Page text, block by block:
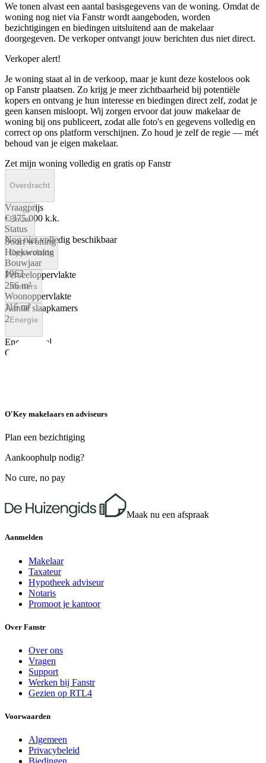
We tonen alvast een aantal basisgegevens van de woning. Omdat de
woning nog niet via Fanstr wordt aangeboden, worden
bezichtigingen en biedingen uitsluitend aan de makelaar
doorgegeven. De verkoper ontvangt jouw berichten dus niet direct.
Verkoper alert!
Je woning staat al in de verkoop, maar je kunt deze kosteloos ook
op Fanstr plaatsen. Zo krijg je meer zichtbaarheid bij potentiële
kopers en ontvang je hun interesse en biedingen direct zelf, zodat je
geen kansen misloopt. Wij zorgen ervoor dat jouw makelaar de
woning bij ons publiceert, zodat alle foto's en gegevens volledig en
correct op ons platform verschijnen. Zo houd je zelf de regie — mét
behoud van je eigen makelaar.
Zet mijn woning volledig en gratis op Fanstr
Overdracht
Vraagprijs
€ 375.000 k.k.
Status
Nog niet volledig beschikbaar
Bouw
Soort woning
Hoekwoning
Bouwjaar
1962
Oppervlakte
Perceeloppervlakte
256 m²
Woonoppervlakte
116 m²
Kamers
Aantal slaapkamers
2 Energie
Energielabel
C
O'Key makelaars en adviseurs
Plan een bezichtiging
Aankoophulp nodig?
No cure, no pay
Maak nu een afspraak
Aanmelden
Makelaar
Taxateur
Hypotheek adviseur
Notaris
Promoot je kantoor
Over Fanstr
Over ons
Vragen
Support
Werken bij Fanstr
Gezien op RTL4
Voorwaarden
Algemeen
Privacybeleid